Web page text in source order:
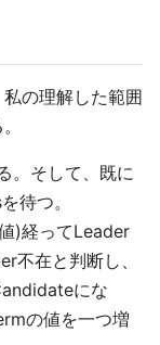
の理解した範囲
。そして、既に
待つ。
)経ってLeader
不在と判断し、
にな
の値を一つ増